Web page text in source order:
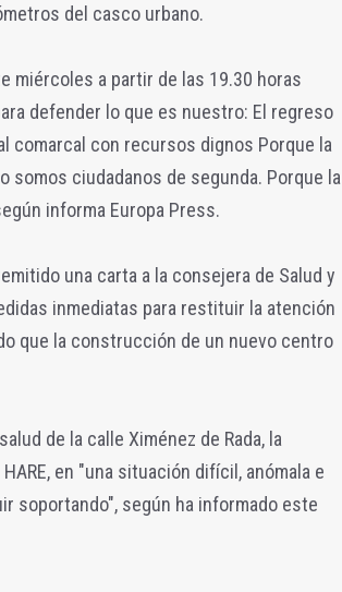
del casco urbano.
miércoles a partir de las 19.30 horas
defender lo que es nuestro: El regreso
comarcal con recursos dignos Porque la
somos ciudadanos de segunda. Porque la
informa Europa Press.
una carta a la consejera de Salud y
inmediatas para restituir la atención
que la construcción de un nuevo centro
de la calle Ximénez de Rada, la
en "una situación difícil, anómala e
soportando", según ha informado este